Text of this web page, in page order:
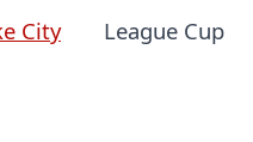
City League Cup